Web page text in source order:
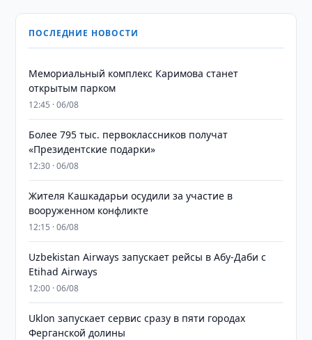
ПОСЛЕДНИЕ НОВОСТИ
Мемориальный комплекс Каримова станет
открытым парком
12:45 · 06/08
Более 795 тыс. первоклассников получат
«Президентские подарки»
12:30 · 06/08
Жителя Кашкадарьи осудили за участие в
вооруженном конфликте
12:15 · 06/08
Uzbekistan Airways запускает рейсы в Абу-Даби с
Etihad Airways
12:00 · 06/08
Uklon запускает сервис сразу в пяти городах
Ферганской долины